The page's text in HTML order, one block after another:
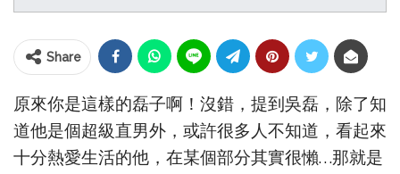
Share
原來你是這樣的磊子啊！沒錯，提到吳磊，除了知
道他是個超級直男外，或許很多人不知道，看起來
十分熱愛生活的他，在某個部分其實很懶…那就是